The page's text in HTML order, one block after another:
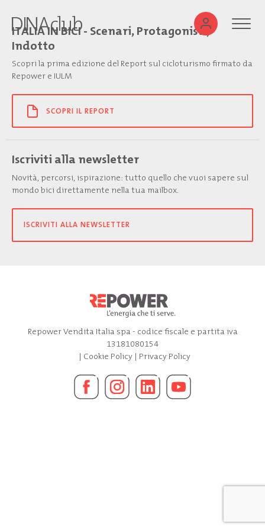
ITALIA IN BICI - Scenari, Protagonisti,
Indotto
Scopri la prima edizione del Report sul cicloturismo firmato da
Repower e IULM
SCOPRI IL REPORT
Iscriviti alla newsletter
Novità, percorsi, ispirazione: tutto quello che vuoi sapere sul
mondo bici direttamente nella tua mailbox.
ISCRIVITI ALLA NEWSLETTER
Repower Vendita Italia spa - codice fiscale e partita iva
13181080154
| Cookie Policy| Privacy Policy